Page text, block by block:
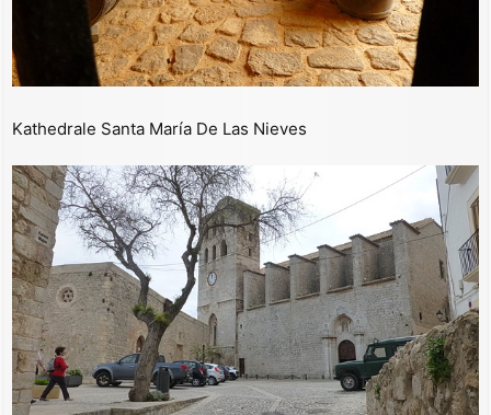
Kathedrale Santa María De Las Nieves